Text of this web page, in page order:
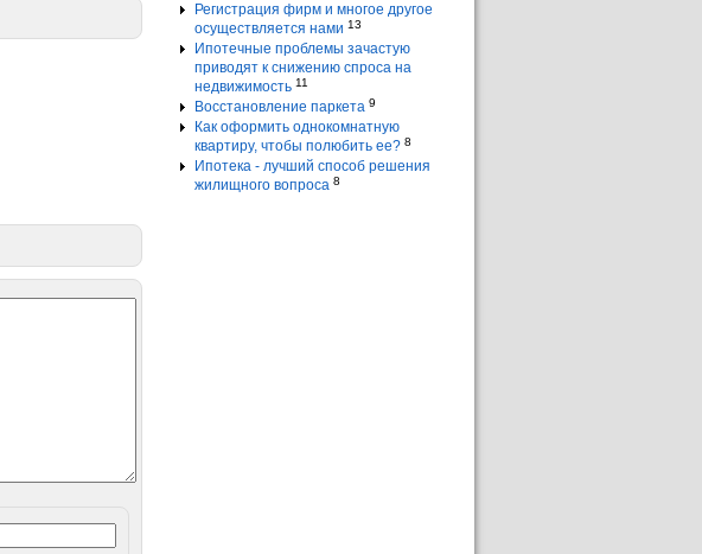
Регистрация фирм и многое другое
осуществляется нами 13
Ипотечные проблемы зачастую
приводят к снижению спроса на
недвижимость 11
Восстановление паркета 9
Как оформить однокомнатную
квартиру, чтобы полюбить ее? 8
Ипотека - лучший способ решения
жилищного вопроса 8